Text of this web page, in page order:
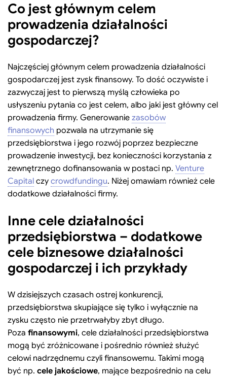
Co jest głównym celem
prowadzenia działalności
gospodarczej?
Najczęściej głównym celem prowadzenia działalności
gospodarczej jest zysk finansowy. To dość oczywiste i
zazwyczaj jest to pierwszą myślą człowieka po
usłyszeniu pytania co jest celem, albo jaki jest główny cel
prowadzenia firmy. Generowanie zasobów
finansowych pozwala na utrzymanie się
przedsiębiorstwa i jego rozwój poprzez bezpieczne
prowadzenie inwestycji, bez konieczności korzystania z
zewnętrznego dofinansowania w postaci np. Venture
Capital czy crowdfundingu. Niżej omawiam również cele
dodatkowe działalności firmy.
Inne cele działalności
przedsiębiorstwa – dodatkowe
cele biznesowe działalności
gospodarczej i ich przykłady
W dzisiejszych czasach ostrej konkurencji,
przedsiębiorstwa skupiające się tylko i wyłącznie na
zysku często nie przetrwałyby zbyt długo.
Poza finansowymi, cele działalności przedsiębiorstwa
mogą być zróżnicowane i pośrednio również służyć
celowi nadrzędnemu czyli finansowemu. Takimi mogą
być np. cele jakościowe, mające bezpośrednio na celu